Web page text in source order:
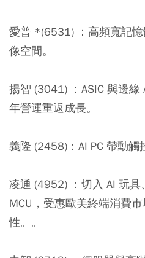
愛普 *(6531) ： 高頻寬記
像空間。
揚智 (3041) ： ASIC 與邊
年營運重返成長。
義隆 (2458)： AI PC 帶動觸
凌通 (4952) ： 切入 AI 玩具
MCU，受惠歐美終端消費
性。。